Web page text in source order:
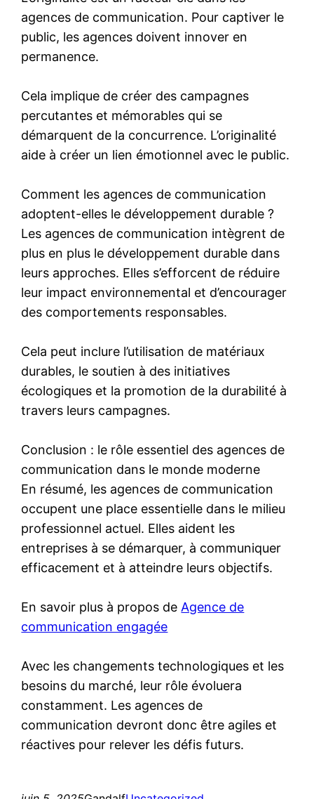
agences de communication. Pour captiver le
public, les agences doivent innover en
permanence.
Cela implique de créer des campagnes
percutantes et mémorables qui se
démarquent de la concurrence. L’originalité
aide à créer un lien émotionnel avec le public.
Comment les agences de communication
adoptent-elles le développement durable ?
Les agences de communication intègrent de
plus en plus le développement durable dans
leurs approches. Elles s’efforcent de réduire
leur impact environnemental et d’encourager
des comportements responsables.
Cela peut inclure l’utilisation de matériaux
durables, le soutien à des initiatives
écologiques et la promotion de la durabilité à
travers leurs campagnes.
Conclusion : le rôle essentiel des agences de
communication dans le monde moderne
En résumé, les agences de communication
occupent une place essentielle dans le milieu
professionnel actuel. Elles aident les
entreprises à se démarquer, à communiquer
efficacement et à atteindre leurs objectifs.
En savoir plus à propos de Agence de
communication engagée
Avec les changements technologiques et les
besoins du marché, leur rôle évoluera
constamment. Les agences de
communication devront donc être agiles et
réactives pour relever les défis futurs.